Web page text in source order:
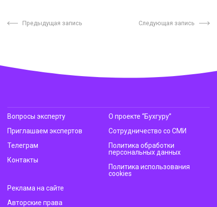
Предыдущая запись Следующая запись
Вопросы эксперту
Приглашаем экспертов
Телеграм
Контакты
О проекте “Бухгуру”
Сотрудничество со СМИ
Политика обработки
персональных данных
Политика использования
cookies
Реклама на сайте
Авторские права